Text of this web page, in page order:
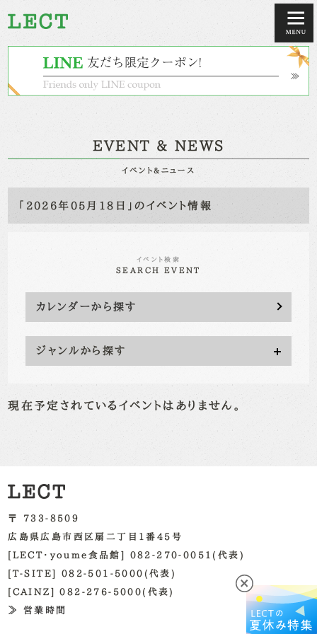
EVENT & NEWS
イベント&ニュース
「2026年05月18日」のイベント情報
イベント検索
SEARCH EVENT
カレンダーから探す
ジャンルから探す
現在予定されているイベントはありません。
〒 733-8509
広島県広島市西区扇二丁目1番45号
[LECT・youme食品館] 082-270-0051(代表)
[T-SITE] 082-501-5000(代表)
[CAINZ] 082-276-5000(代表)
≫ 営業時間